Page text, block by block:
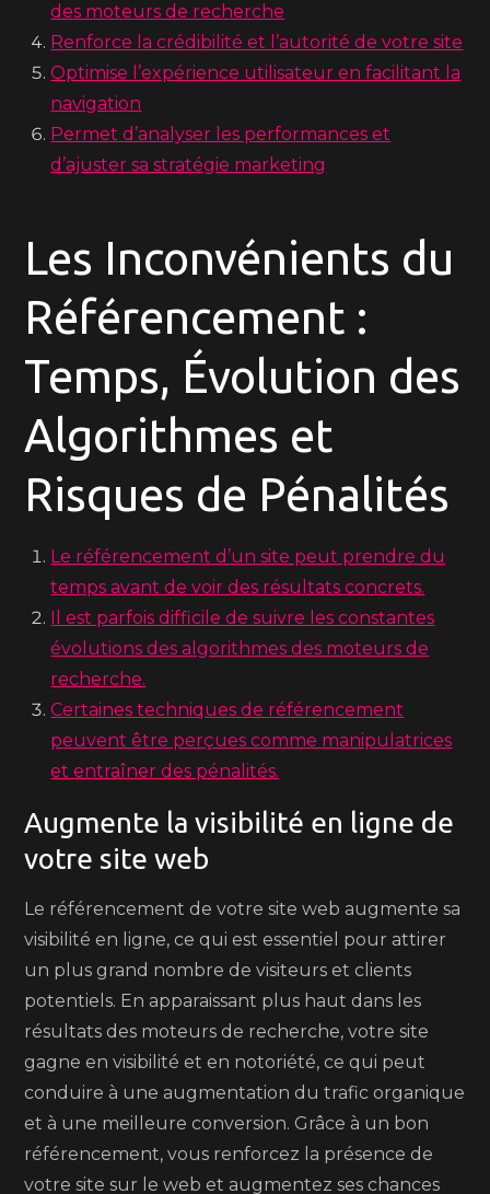
des moteurs de recherche
Renforce la crédibilité et l’autorité de votre site
Optimise l’expérience utilisateur en facilitant la
navigation
Permet d’analyser les performances et
d’ajuster sa stratégie marketing
Les Inconvénients du
Référencement :
Temps, Évolution des
Algorithmes et
Risques de Pénalités
Le référencement d’un site peut prendre du
temps avant de voir des résultats concrets.
Il est parfois difficile de suivre les constantes
évolutions des algorithmes des moteurs de
recherche.
Certaines techniques de référencement
peuvent être perçues comme manipulatrices
et entraîner des pénalités.
Augmente la visibilité en ligne de
votre site web
Le référencement de votre site web augmente sa
visibilité en ligne, ce qui est essentiel pour attirer
un plus grand nombre de visiteurs et clients
potentiels. En apparaissant plus haut dans les
résultats des moteurs de recherche, votre site
gagne en visibilité et en notoriété, ce qui peut
conduire à une augmentation du trafic organique
et à une meilleure conversion. Grâce à un bon
référencement, vous renforcez la présence de
votre site sur le web et augmentez ses chances